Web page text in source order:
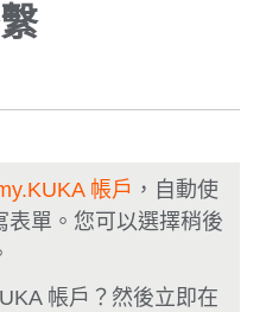
帳戶 ，自動使
表單。您可以選擇稍後
帳戶？然後立即在